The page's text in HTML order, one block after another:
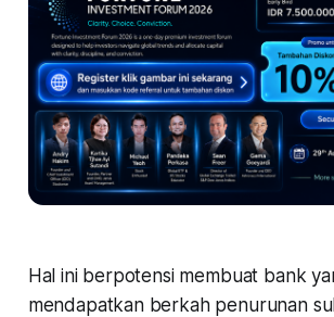
Hal ini berpotensi membuat bank
mendapatkan berkah penurunan